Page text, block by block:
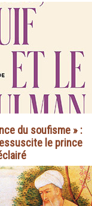
du soufisme » :
le prince